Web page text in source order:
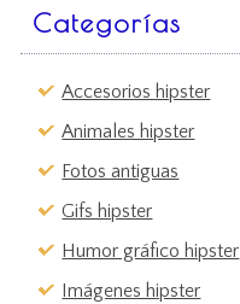
Categorías
Accesorios hipster
Animales hipster
Fotos antiguas
Gifs hipster
Humor gráfico hipster
Imágenes hipster